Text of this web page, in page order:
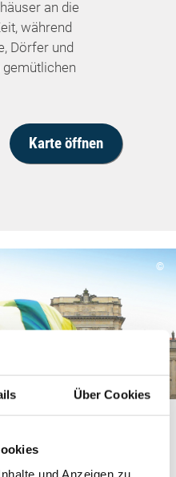
Über Cookies
und Anzeigen zu
an die
während
Dörfer und
Karte öffnen
©
bis hin zu